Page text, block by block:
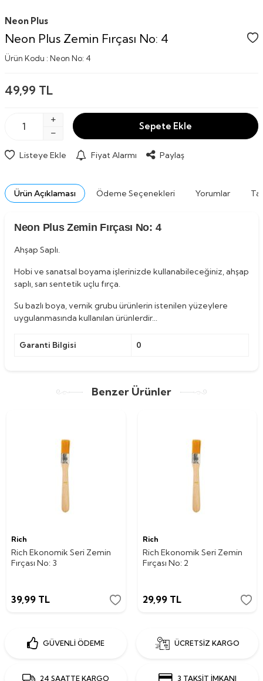
Neon Plus
Neon Plus Zemin Fırçası No: 4
Ürün Kodu : Neon No: 4
49,99 TL
Sepete Ekle
Listeye Ekle Fiyat Alarmı Paylaş
Ürün Açıklaması Ödeme Seçenekleri Yorumlar
Neon Plus Zemin Fırçası No: 4
Ahşap Saplı.
Hobi ve sanatsal boyama işlerinizde kullanabileceğiniz, ahşap
saplı, sarı sentetik uçlu fırça.
Su bazlı boya, vernik grubu ürünlerin istenilen yüzeylere
uygulanmasında kullanılan ürünlerdir...
Garanti Bilgisi 0
Benzer Ürünler
Rich
Rich Ekonomik Seri Zemin
Fırçası No: 3
39,99 TL
Rich
Rich Ekonomik Seri Zemin
Fırçası No: 2
29,99TL
GÜVENLİ ÖDEME ÜCRETSİZ KARGO
24 SAATTE KARGO 3 TAKSİT İMKANI